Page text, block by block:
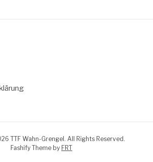
TTF Wahn-Grengel. All Rights Reserved.
Fashify Theme by FRT